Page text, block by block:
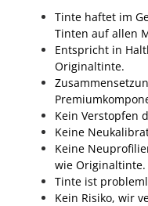
Tinte haftet im
Tinten auf allen
Entspricht in
Originaltinte.
Kein Verstopfen
Keine
Keine
wie Originaltinte.
Tinte ist
Kein Risiko, wir